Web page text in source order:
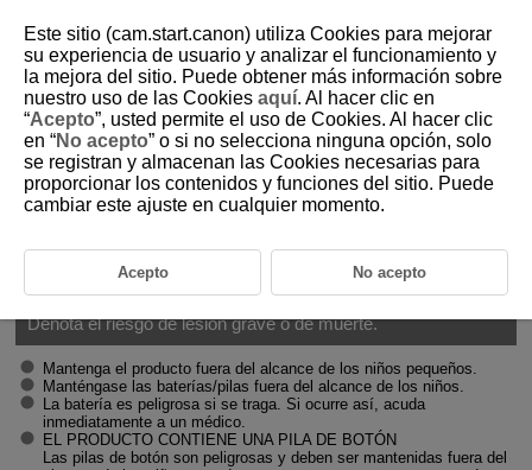
D412-005
Instrucciones de seguridad
Lea estas instrucciones para utilizar el producto de manera segura.
ADVERTENCIA
Denota el riesgo de lesión grave o de muerte.
Mantenga el producto fuera del alcance de los niños pequeños.
Manténgase las baterías/pilas fuera del alcance de los niños.
La batería es peligrosa si se traga. Si ocurre así, acuda
inmediatamente a un médico.
EL PRODUCTO CONTIENE UNA PILA DE BOTÓN
Las pilas de botón son peligrosas y deben ser mantenidas fuera del
Este sitio (cam.start.canon) utiliza Cookies para mejorar
su experiencia de usuario y analizar el funcionamiento y
la mejora del sitio. Puede obtener más información sobre
nuestro uso de las Cookies aquí. Al hacer clic en
“Acepto”, usted permite el uso de Cookies. Al hacer clic
en “No acepto” o si no selecciona ninguna opción, solo
se registran y almacenan las Cookies necesarias para
proporcionar los contenidos y funciones del sitio. Puede
cambiar este ajuste en cualquier momento.
Acepto No acepto